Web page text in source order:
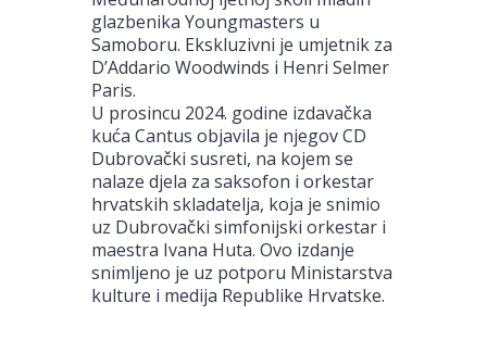
glazbenika Youngmasters u
Samoboru. Ekskluzivni je umjetnik za
D’Addario Woodwinds i Henri Selmer
Paris.
U prosincu 2024. godine izdavačka
kuća Cantus objavila je njegov CD
Dubrovački susreti, na kojem se
nalaze djela za saksofon i orkestar
hrvatskih skladatelja, koja je snimio
uz Dubrovački simfonijski orkestar i
maestra Ivana Huta. Ovo izdanje
snimljeno je uz potporu Ministarstva
kulture i medija Republike Hrvatske.